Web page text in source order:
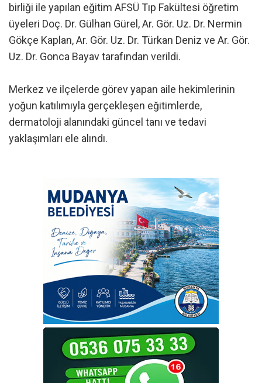
birliği ile yapılan eğitim AFSÜ Tıp Fakültesi öğretim
üyeleri Doç. Dr. Gülhan Gürel, Ar. Gör. Uz. Dr. Nermin
Gökçe Kaplan, Ar. Gör. Uz. Dr. Türkan Deniz ve Ar. Gör.
Uz. Dr. Gonca Bayav tarafından verildi.
Merkez ve ilçelerde görev yapan aile hekimlerinin
yoğun katılımıyla gerçekleşen eğitimlerde,
dermatoloji alanındaki güncel tanı ve tedavi
yaklaşımları ele alındı.